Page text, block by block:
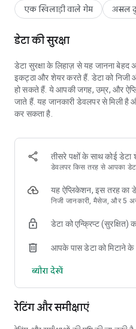
उचित अनुभव प्रदान करता है!
• अपने आप को प्रशिक्षित करने और खेल
•टूर्नामेंट में भाग लें
• अपने मुफ्त बोनस पर दावा करने के लिए
• यदि आप कभी भी डिस्कनेक्ट हो जाते हैं,
करते हैं, आप सीधे अपने गेम में वापस आ
• अपने खुद के अवतार अपलोड करें!
• अपने प्रोफ़ाइल को अनुकूलित करें!
• खेल में अपने फ्रेम्स, डेक, और बैकग्राउंड
• ग्लोबल चैट के माध्यम से अपने कस्टम
वीआईपी सदस्यता के साथ सामाजिक
• आप जो भी विषय पर बाते शुरू करें उन्हें
• अपने सभी दोस्तों को इमोजी, उपहार और
• सभी चिप खरीद के लिए एक १५% का
एक खिलाड़ी वाले गेम
असल
डेटा की सुरक्षा
डेटा सुरक्षा के लिहाज़ से यह जानना
इकट्ठा और शेयर करते हैं. डेटा को
हो सकते हैं. ये आपकी जगह, उम्र, और
जाते हैं. यह जानकारी डेवलपर से मिली
कर सकता है.
तीसरे पक्षों के साथ कोई डेटा
डेवलपर किस तरह से आपका
यह ऐप्लिकेशन, इस तरह का
निजी जानकारी, मैसेज, और 5
डेटा को एन्क्रिप्ट
आपके पास डेटा को मिटाने के
ब्यौरा देखें
रेटिंग और समीक्षाएं